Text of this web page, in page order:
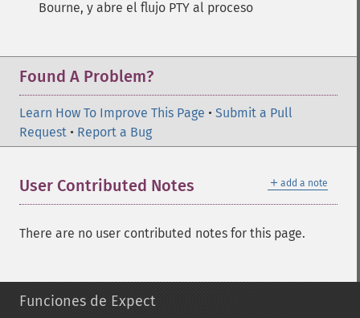
Bourne, y abre el flujo PTY al proceso
Found A Problem?
Learn How To Improve This Page • Submit a Pull
Request • Report a Bug
＋ add a note
User Contributed Notes
There are no user contributed notes for this page.
Funciones de Expect